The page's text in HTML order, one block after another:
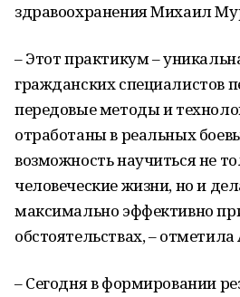
здравоохранения Михаил
– Этот практикум –
гражданских специалистов
передовые методы и
отработаны в реальных
возможность научиться не
человеческие жизни, но и
максимально эффективно
обстоятельствах, –
– Сегодня в формировании